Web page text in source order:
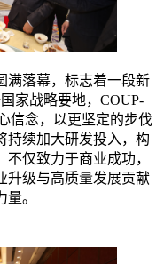
满落幕，标志着一段新
家战略要地，COUP-
信念，以更坚定的步伐
持续加大研发投入，构
仅致力于商业成功，
升级与高质量发展贡献
。